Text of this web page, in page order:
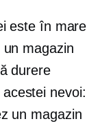
este în mare
magazin
durere
nevoi:
un magazin